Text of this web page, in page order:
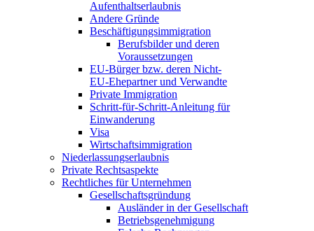
Aufenthaltserlaubnis
Andere Gründe
Beschäftigungsimmigration
Berufsbilder und deren
Voraussetzungen
EU-Bürger bzw. deren Nicht-
EU-Ehepartner und Verwandte
Private Immigration
Schritt-für-Schritt-Anleitung für
Einwanderung
Visa
Wirtschaftsimmigration
Niederlassungserlaubnis
Private Rechtsaspekte
Rechtliches für Unternehmen
Gesellschaftsgründung
Ausländer in der Gesellschaft
Betriebsgenehmigung